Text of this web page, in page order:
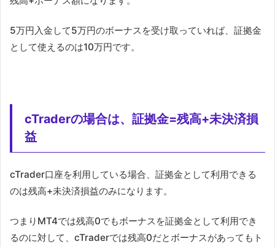
5万円入金して5万円のボーナスを受け取っていれば、証拠金
として使えるのは10万円です。
cTraderの場合は、証拠金=残高+未決済損
益
cTrader口座を利用している場合、証拠金として利用できる
のは残高+未決済損益のみになります。
つまりMT4では残高0でもボーナスを証拠金として利用でき
るのに対して、cTraderでは残高0だとボーナスがあってもト